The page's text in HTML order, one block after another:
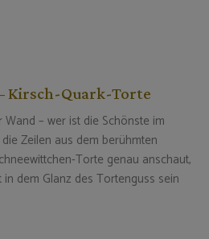
Kirsch-Quark-Torte
Wand – wer ist die Schönste im
Zeilen aus dem berühmten
Torte genau anschaut,
dem Glanz des Tortenguss sein